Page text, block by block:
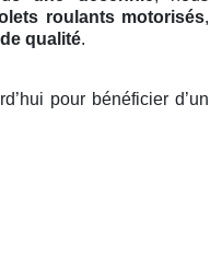
roulants motorisés,
qualité.
pour bénéficier d’un